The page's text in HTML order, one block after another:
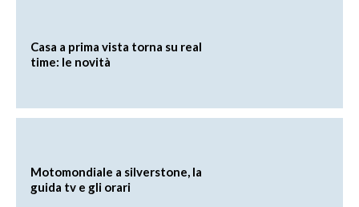
Casa a prima vista torna su real
time: le novità
Motomondiale a silverstone, la
guida tv e gli orari